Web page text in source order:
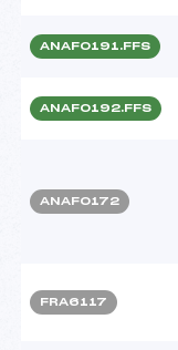
ANAF0191.FFS
ANAF0192.FFS
ANAF0172
FRA6117